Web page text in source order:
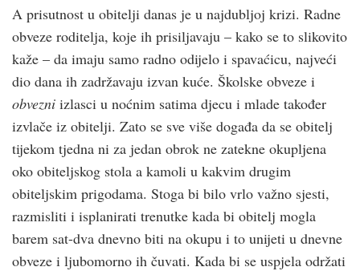
A prisutnost u obitelji danas je u najdubljoj krizi. Radne
obveze roditelja, koje ih prisiljavaju – kako se to slikovito
kaže – da imaju samo radno odijelo i spavaćicu, najveći
dio dana ih zadržavaju izvan kuće. Školske obveze i
obvezni izlasci u noćnim satima djecu i mlade također
izvlače iz obitelji. Zato se sve više događa da se obitelj
tijekom tjedna ni za jedan obrok ne zatekne okupljena
oko obiteljskog stola a kamoli u kakvim drugim
obiteljskim prigodama. Stoga bi bilo vrlo važno sjesti,
razmisliti i isplanirati trenutke kada bi obitelj mogla
barem sat-dva dnevno biti na okupu i to unijeti u dnevne
obveze i ljubomorno ih čuvati. Kada bi se uspjela održati